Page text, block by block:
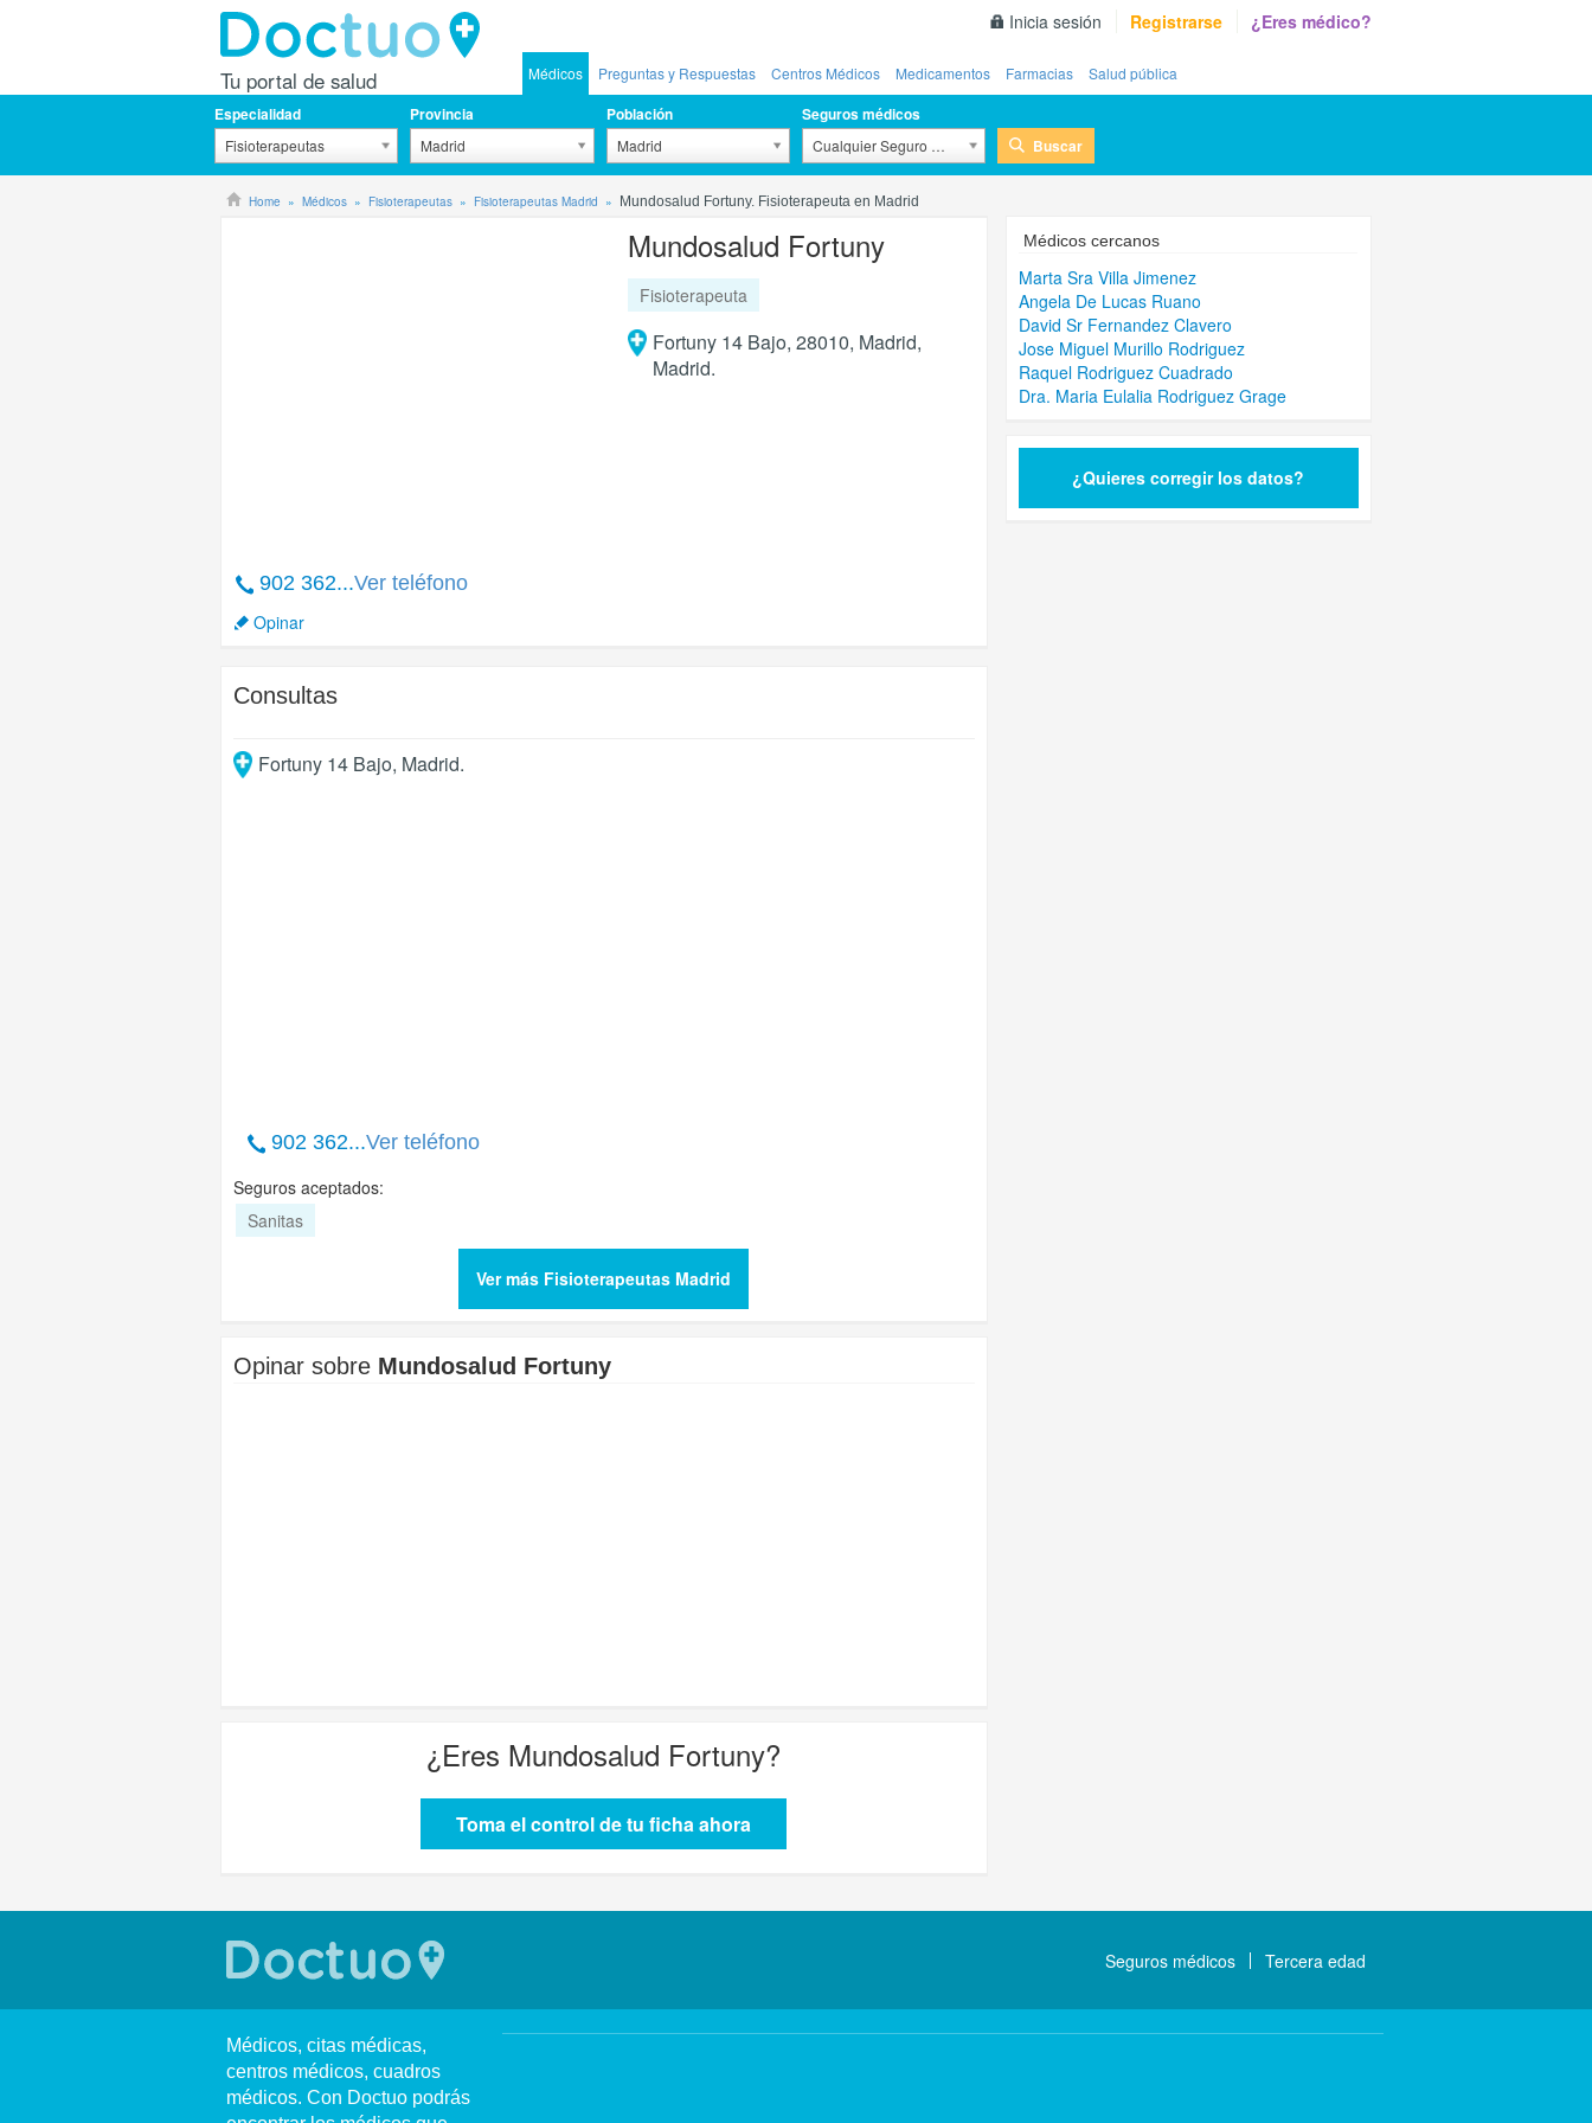
Tu portal de salud
Inicia sesión Registrarse ¿Eres médico?
Médicos Preguntas y Respuestas Centros Médicos Medicamentos Farmacias Salud pública
Especialidad
Fisioterapeutas
Provincia
Madrid
Población
Madrid
Seguros médicos
Cualquier Seguro Médico Buscar
Home Médicos Fisioterapeutas Fisioterapeutas Madrid Mundosalud Fortuny. Fisioterapeuta en Madrid
902 362...Ver teléfono
Opinar
Mundosalud Fortuny
Fisioterapeuta
Fortuny 14 Bajo, 28010, Madrid,
Madrid.
Consultas
Fortuny 14 Bajo, Madrid.
902 362...Ver teléfono
Seguros aceptados:
Sanitas
Ver más Fisioterapeutas Madrid
Opinar sobre Mundosalud Fortuny
¿Eres Mundosalud Fortuny?
Toma el control de tu ficha ahora
Médicos cercanos
Marta Sra Villa Jimenez
Angela De Lucas Ruano
David Sr Fernandez Clavero
Jose Miguel Murillo Rodriguez
Raquel Rodriguez Cuadrado
Dra. Maria Eulalia Rodriguez Grage
¿Quieres corregir los datos?
Seguros médicos Tercera edad
Médicos, citas médicas,
centros médicos, cuadros
médicos. Con Doctuo podrás